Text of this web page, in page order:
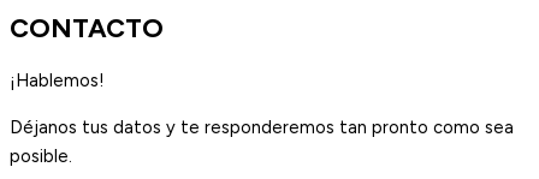
CONTACTO
¡Hablemos!
Déjanos tus datos y te responderemos tan pronto como sea
posible.